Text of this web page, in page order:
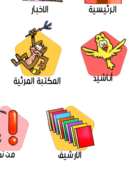
الرئيسية الاخبار
أناشيد المكتبة المرئية
الارشيف من